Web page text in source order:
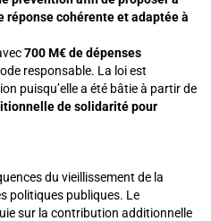
réponse cohérente et adaptée à
700 M€ de dépenses
responsable. La loi est
puisqu’elle a été bâtie à partir de
de solidarité pour
du vieillissement de la
politiques publiques. Le
sur la contribution additionnelle